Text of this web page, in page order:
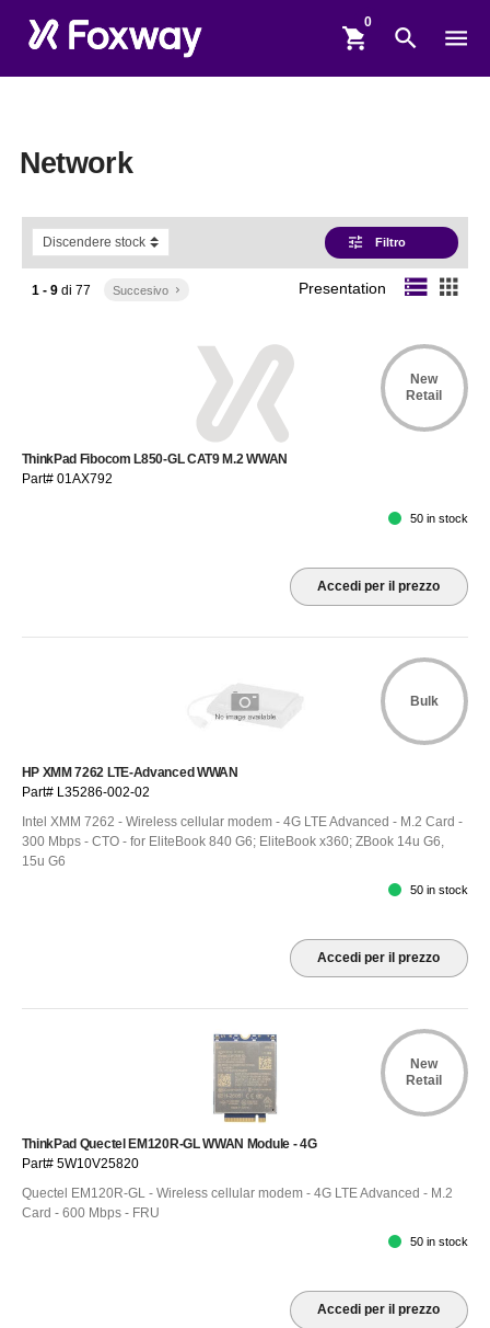
shopping_cart search menu
Network
tune Filtro
1 - 9di 77 Succesivo keyboard_arrow_right Presentation storage apps
New
Retail
ThinkPad Fibocom L850-GL CAT9 M.2 WWAN
Part# 01AX792
50 in stock
Accedi per il prezzo
Bulk
HP XMM 7262 LTE-Advanced WWAN
Part# L35286-002-02
Intel XMM 7262 - Wireless cellular modem - 4G LTE Advanced - M.2 Card -
300 Mbps - CTO - for EliteBook 840 G6; EliteBook x360; ZBook 14u G6,
15u G6
50 in stock
Accedi per il prezzo
New
Retail
ThinkPad Quectel EM120R-GL WWAN Module - 4G
Part# 5W10V25820
Quectel EM120R-GL - Wireless cellular modem - 4G LTE Advanced - M.2
Card - 600 Mbps - FRU
50 in stock
Accedi per il prezzo